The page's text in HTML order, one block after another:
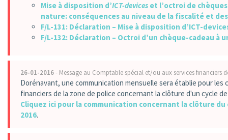
Mise à disposition d’ICT-devices et l’octroi de
nature: conséquences au niveau de la fiscalité et
F/L-131: Déclaration – Mise à disposition d’ICT-
F/L-132: Déclaration – Octroi d’un chèque-cadeau à
26-01-2016- Message au Comptable spécial et/ou aux services financiers
Dorénavant, une communication mensuelle sera établie pour
financiers de la zone de police concernant la clôture d'un cycle
Cliquez ici pour la communication concernant la clôture
2016.